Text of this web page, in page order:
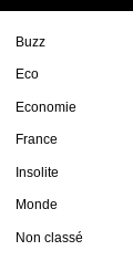
Buzz
Eco
Economie
France
Insolite
Monde
Non classé